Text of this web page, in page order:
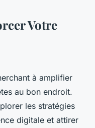
Votre
à amplifier
au bon endroit.
les stratégies
digitale et attirer